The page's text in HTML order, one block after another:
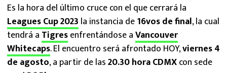
Es la hora del último cruce con el que cerrará la
Leagues Cup 2023 la instancia de16vos de final, la cual
tendrá a Tigresenfrentándose aVancouver
Whitecaps. El encuentro será afrontado HOY,viernes 4
de agosto, a partir de las20.30 hora CDMXcon sede